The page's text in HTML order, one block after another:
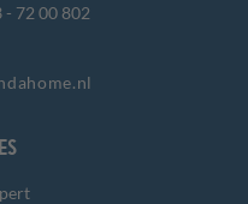
- 72 00 802